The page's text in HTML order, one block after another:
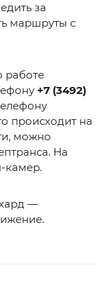
за
маршруты с
работе
+7 (3492)
происходит на
можно
На
камер.
—